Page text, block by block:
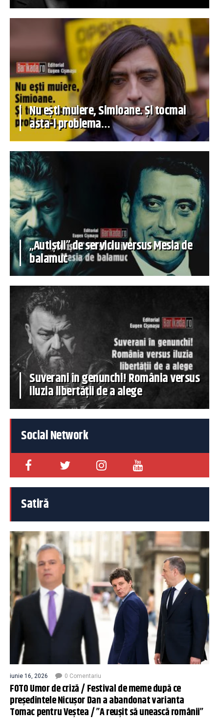
Nu ești muiere, Simioane. Și tocmai
asta-i problema…
„Autiștii” de serviciu versus Mesia de
balamuc
Suverani în genunchi! România versus
iluzia libertății de a alege
Social Network
Satiră
iunie 16, 2026 0 Comentariu
FOTO Umor de criză / Festival de meme după ce
președintele Nicușor Dan a abandonat varianta
Tomac pentru Veștea / ”A reușit să unească românii”